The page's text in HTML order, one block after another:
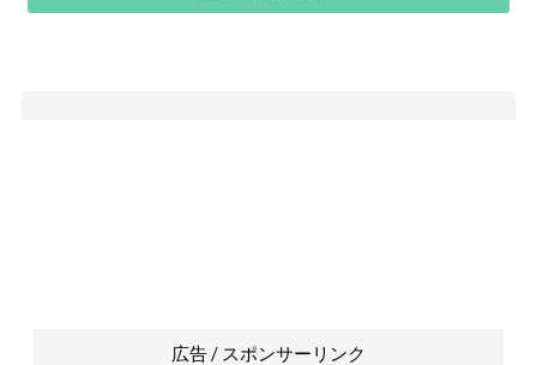
広告 / スポンサーリンク